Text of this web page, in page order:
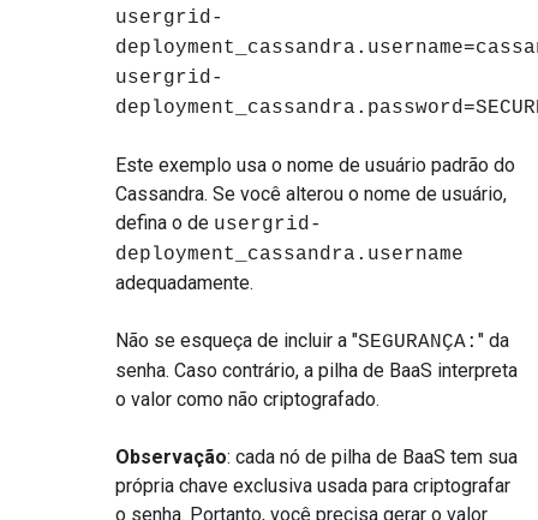
usergrid-
usergrid-
Este exemplo usa o nome de usuário padrão do
Cassandra. Se você alterou o nome de usuário,
defina o de usergrid-
deployment_cassandra.username
adequadamente.
Não se esqueça de incluir a "SEGURANÇA: " da
senha. Caso contrário, a pilha de BaaS interpreta
o valor como não criptografado.
Observação: cada nó de pilha de BaaS tem sua
própria chave exclusiva usada para criptografar
o senha. Portanto, você precisa gerar o valor